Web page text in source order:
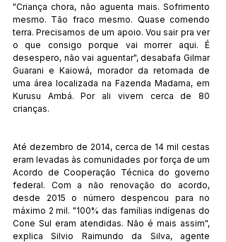
"Criança chora, não aguenta mais. Sofrimento
mesmo. Tão fraco mesmo. Quase comendo
terra. Precisamos de um apoio. Vou sair pra ver
o que consigo porque vai morrer aqui. É
desespero, não vai aguentar", desabafa Gilmar
Guarani e Kaiowá, morador da retomada de
uma área localizada na Fazenda Madama, em
Kurusu Ambá. Por ali vivem cerca de 80
crianças.
Até dezembro de 2014, cerca de 14 mil cestas
eram levadas às comunidades por força de um
Acordo de Cooperação Técnica do governo
federal. Com a não renovação do acordo,
desde 2015 o número despencou para no
máximo 2 mil. "100% das famílias indígenas do
Cone Sul eram atendidas. Não é mais assim",
explica Silvio Raimundo da Silva, agente